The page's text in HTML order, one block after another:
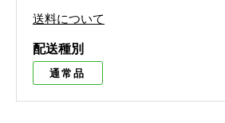
送料について
配送種別
通常品